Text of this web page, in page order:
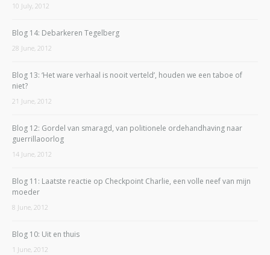
10 July, 2012
Blog 14: Debarkeren Tegelberg
28 June, 2012
Blog 13: ‘Het ware verhaal is nooit verteld’, houden we een taboe of
niet?
21 June, 2012
Blog 12: Gordel van smaragd, van politionele ordehandhaving naar
guerrillaoorlog
14 June, 2012
Blog 11: Laatste reactie op Checkpoint Charlie, een volle neef van mijn
moeder
8 June, 2012
Blog 10: Uit en thuis
1 June, 2012